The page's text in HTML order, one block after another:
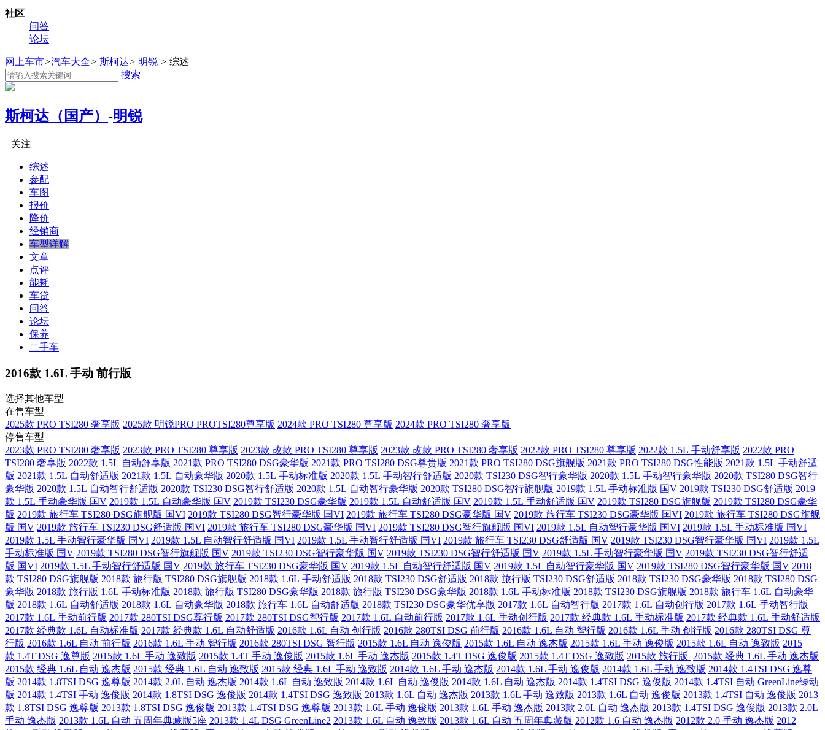
社区
问答
论坛
网上车市>汽车大全> 斯柯达> 明锐 > 综述
搜索
斯柯达（国产） -明锐
关注
综述
参配
车图
报价
降价
经销商
车型详解
文章
点评
能耗
车贷
问答
论坛
保养
二手车
2016款 1.6L 手动 前行版
选择其他车型
在售车型
2025款 PRO TSI280 奢享版 2025款 明锐PRO PROTSI280尊享版 2024款 PRO TSI280 尊享版 2024款 PRO TSI280 奢享版
停售车型
2023款 PRO TSI280 奢享版 2023款 PRO TSI280 尊享版 2023款 改款 PRO TSI280 尊享版 2023款 改款 PRO TSI280 奢享版 2022款 PRO TSI280 尊享版 2022款 1.5L 手动舒享版 2022款 PRO
TSI280 奢享版 2022款 1.5L 自动舒享版 2021款 PRO TSI280 DSG豪华版 2021款 PRO TSI280 DSG尊贵版 2021款 PRO TSI280 DSG旗舰版 2021款 PRO TSI280 DSG性能版 2021款 1.5L 手动舒适
版 2021款 1.5L 自动舒适版 2021款 1.5L 自动豪华版 2020款 1.5L 手动标准版 2020款 1.5L 手动智行舒适版 2020款 TSI230 DSG智行豪华版 2020款 1.5L 手动智行豪华版 2020款 TSI280 DSG智行
豪华版 2020款 1.5L 自动智行舒适版 2020款 TSI230 DSG智行舒适版 2020款 1.5L 自动智行豪华版 2020款 TSI280 DSG智行旗舰版 2019款 1.5L 手动标准版 国V 2019款 TSI230 DSG舒适版 2019
款 1.5L 手动豪华版 国V 2019款 1.5L 自动豪华版 国V 2019款 TSI230 DSG豪华版 2019款 1.5L 自动舒适版 国V 2019款 1.5L 手动舒适版 国V 2019款 TSI280 DSG旗舰版 2019款 TSI280 DSG豪华
版 2019款 旅行车 TSI280 DSG旗舰版 国VI 2019款 TSI280 DSG智行豪华版 国VI 2019款 旅行车 TSI280 DSG豪华版 国V 2019款 旅行车 TSI230 DSG豪华版 国VI 2019款 旅行车 TSI280 DSG旗舰
版 国V 2019款 旅行车 TSI230 DSG舒适版 国VI 2019款 旅行车 TSI280 DSG豪华版 国VI 2019款 TSI280 DSG智行旗舰版 国VI 2019款 1.5L 自动智行豪华版 国VI 2019款 1.5L 手动标准版 国VI
2019款 1.5L 手动智行豪华版 国VI 2019款 1.5L 自动智行舒适版 国VI 2019款 1.5L 手动智行舒适版 国VI 2019款 旅行车 TSI230 DSG舒适版 国V 2019款 TSI230 DSG智行豪华版 国VI 2019款 1.5L
手动标准版 国V 2019款 TSI280 DSG智行旗舰版 国V 2019款 TSI230 DSG智行豪华版 国V 2019款 TSI230 DSG智行舒适版 国V 2019款 1.5L 手动智行豪华版 国V 2019款 TSI230 DSG智行舒适
版 国VI 2019款 1.5L 手动智行舒适版 国V 2019款 旅行车 TSI230 DSG豪华版 国V 2019款 1.5L 自动智行舒适版 国V 2019款 1.5L 自动智行豪华版 国V 2019款 TSI280 DSG智行豪华版 国V 2018
款 TSI280 DSG旗舰版 2018款 旅行版 TSI280 DSG旗舰版 2018款 1.6L 手动舒适版 2018款 TSI230 DSG舒适版 2018款 旅行版 TSI230 DSG舒适版 2018款 TSI230 DSG豪华版 2018款 TSI280 DSG
豪华版 2018款 旅行版 1.6L 手动标准版 2018款 旅行版 TSI280 DSG豪华版 2018款 旅行版 TSI230 DSG豪华版 2018款 1.6L 手动标准版 2018款 TSI230 DSG旗舰版 2018款 旅行车 1.6L 自动豪华
版 2018款 1.6L 自动舒适版 2018款 1.6L 自动豪华版 2018款 旅行车 1.6L 自动舒适版 2018款 TSI230 DSG豪华优享版 2017款 1.6L 自动智行版 2017款 1.6L 自动创行版 2017款 1.6L 手动智行版
2017款 1.6L 手动前行版 2017款 280TSI DSG尊行版 2017款 280TSI DSG智行版 2017款 1.6L 自动前行版 2017款 1.6L 手动创行版 2017款 经典款 1.6L 手动标准版 2017款 经典款 1.6L 手动舒适版
2017款 经典款 1.6L 自动标准版 2017款 经典款 1.6L 自动舒适版 2016款 1.6L 自动 创行版 2016款 280TSI DSG 前行版 2016款 1.6L 自动 智行版 2016款 1.6L 手动 创行版 2016款 280TSI DSG 尊
行版 2016款 1.6L 自动 前行版 2016款 1.6L 手动 智行版 2016款 280TSI DSG 智行版 2015款 1.6L 自动 逸俊版 2015款 1.6L 自动 逸杰版 2015款 1.6L 手动 逸俊版 2015款 1.6L 自动 逸致版 2015
款 1.4T DSG 逸尊版 2015款 1.6L 手动 逸致版 2015款 1.4T 手动 逸俊版 2015款 1.6L 手动 逸杰版 2015款 1.4T DSG 逸俊版 2015款 1.4T DSG 逸致版 2015款 旅行版
2015款 经典 1.6L 手动 逸杰版
2015款 经典 1.6L 自动 逸杰版 2015款 经典 1.6L 自动 逸致版 2015款 经典 1.6L 手动 逸致版 2014款 1.6L 手动 逸杰版 2014款 1.6L 手动 逸俊版 2014款 1.6L 手动 逸致版 2014款 1.4TSI DSG 逸尊
版 2014款 1.8TSI DSG 逸尊版 2014款 2.0L 自动 逸杰版 2014款 1.6L 自动 逸致版 2014款 1.6L 自动 逸俊版 2014款 1.6L 自动 逸杰版 2014款 1.4TSI DSG 逸俊版 2014款 1.4TSI 自动 GreenLine绿动
版 2014款 1.4TSI 手动 逸俊版 2014款 1.8TSI DSG 逸俊版 2014款 1.4TSI DSG 逸致版 2013款 1.6L 自动 逸杰版 2013款 1.6L 手动 逸致版 2013款 1.6L 自动 逸俊版 2013款 1.4TSI 自动 逸俊版 2013
款 1.8TSI DSG 逸尊版 2013款 1.8TSI DSG 逸俊版 2013款 1.4TSI DSG 逸尊版 2013款 1.6L 手动 逸俊版 2013款 1.6L 手动 逸杰版 2013款 2.0L 自动 逸杰版 2013款 1.4TSI DSG 逸俊版 2013款 2.0L
手动 逸杰版 2013款 1.6L 自动 五周年典藏版5座 2013款 1.4L DSG GreenLine2 2013款 1.6L 自动 逸致版 2013款 1.6L 自动 五周年典藏版 2012款 1.6 自动 逸杰版 2012款 2.0 手动 逸杰版 2012